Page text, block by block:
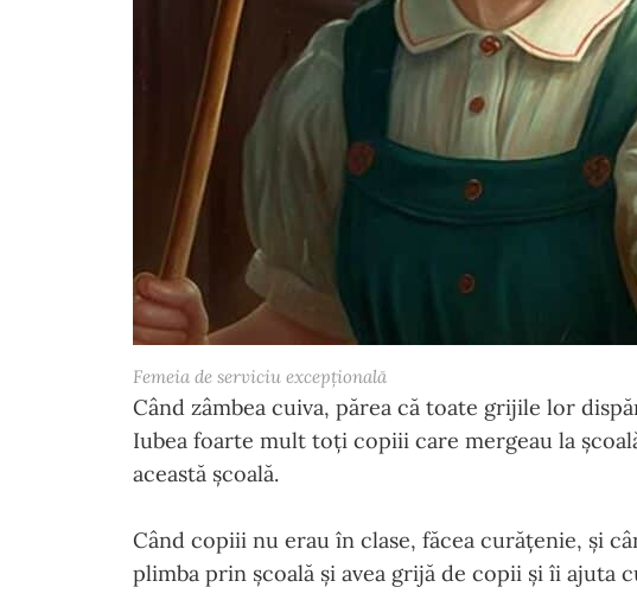
Femeia de serviciu excepțională
Când zâmbea cuiva, părea că toate grijile lor
Iubea foarte mult toți copiii care mergeau la
această școală.
Când copiii nu erau în clase, făcea curățenie, și
plimba prin școală și avea grijă de copii și îi ajuta